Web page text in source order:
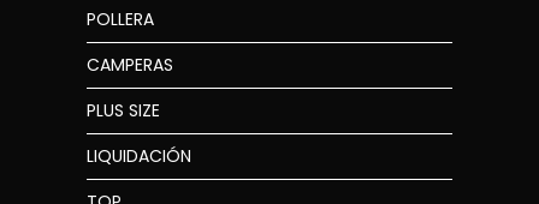
POLLERA
CAMPERAS
PLUS SIZE
LIQUIDACIÓN